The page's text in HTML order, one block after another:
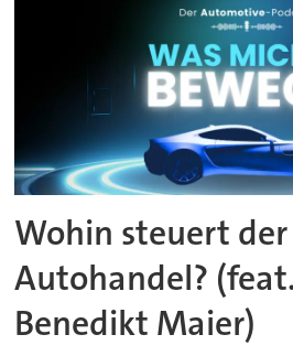
Wohin steuert der
Autohandel?
Benedikt Maier)